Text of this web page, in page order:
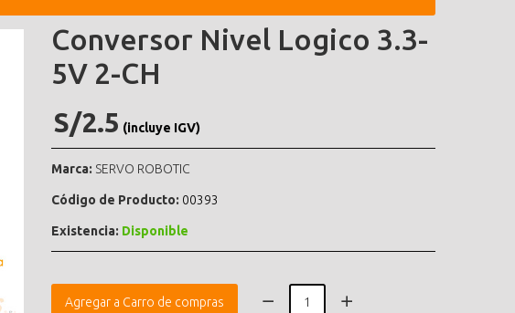
Conversor Nivel Logico 3.3-
5V 2-CH
S/2.5 (incluye IGV)
Marca: SERVO ROBOTIC
Código de Producto: 00393
Existencia: Disponible
Agregar a Carro de compras